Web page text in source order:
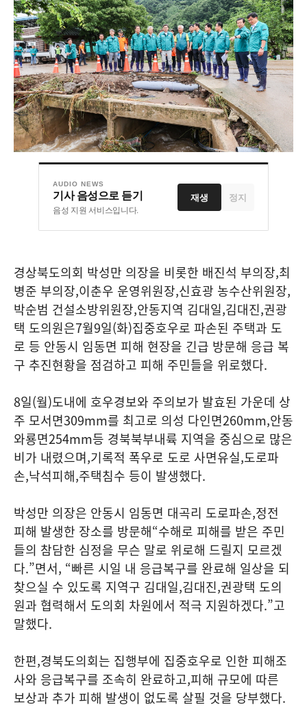
AUDIO NEWS
기사 음성으로 듣기
음성 지원 서비스입니다.
재생 정지
경상북도의회 박성만 의장을 비롯한 배진석 부의장,최
병준 부의장,이춘우 운영위원장,신효광 농수산위원장,
박순범 건설소방위원장,안동지역 김대일,김대진,권광
택 도의원은7월9일(화)집중호우로 파손된 주택과 도
로 등 안동시 임동면 피해 현장을 긴급 방문해 응급 복
구 추진현황을 점검하고 피해 주민들을 위로했다.
8일(월)도내에 호우경보와 주의보가 발효된 가운데 상
주 모서면309mm를 최고로 의성 다인면260mm,안동
와룡면254mm등 경북북부내륙 지역을 중심으로 많은
비가 내렸으며,기록적 폭우로 도로 사면유실,도로파
손,낙석피해,주택침수 등이 발생했다.
박성만 의장은 안동시 임동면 대곡리 도로파손,정전
피해 발생한 장소를 방문해“수해로 피해를 받은 주민
들의 참담한 심정을 무슨 말로 위로해 드릴지 모르겠
다.”면서, “빠른 시일 내 응급복구를 완료해 일상을 되
찾으실 수 있도록 지역구 김대일,김대진,권광택 도의
원과 협력해서 도의회 차원에서 적극 지원하겠다.”고
말했다.
한편,경북도의회는 집행부에 집중호우로 인한 피해조
사와 응급복구를 조속히 완료하고,피해 규모에 따른
보상과 추가 피해 발생이 없도록 살필 것을 당부했다.